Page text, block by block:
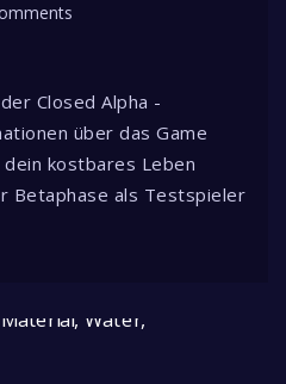
Closed Alpha -
über das Game
kostbares Leben
Betaphase als Testspieler